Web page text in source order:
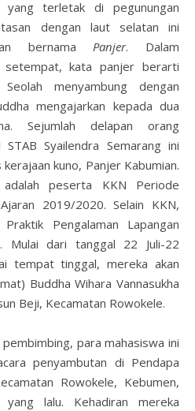
yang terletak di pegunungan
dengan laut selatan ini
bernamaPanjer. Dalam
setempat, kata panjer berarti
menyambung dengan
mengajarkan kepada dua
Sejumlah delapan orang
Syailendra Semarang ini
kuno, Panjer Kabumian.
peserta KKN Periode
2019/2020. Selain KKN,
Pengalaman Lapangan
Mulai dari tanggal 22 Juli-22
tempat tinggal, mereka akan
Buddha Wihara Vannasukha
Beji, Kecamatan Rowokele.
para mahasiswa ini
penyambutan di Pendapa
Rowokele, Kebumen,
lalu. Kehadiran mereka